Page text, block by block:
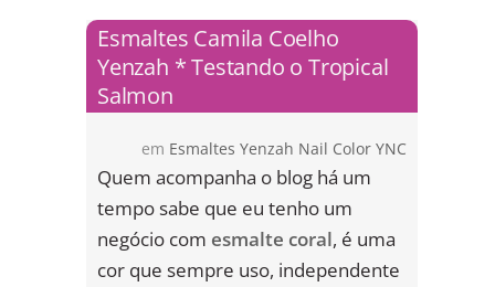
Esmaltes Camila Coelho
Yenzah * Testando o Tropical
Salmon
em Esmaltes Yenzah Nail Color YNC
Quem acompanha o blog há um
tempo sabe que eu tenho um
negócio com esmalte coral, é uma
cor que sempre uso, independente